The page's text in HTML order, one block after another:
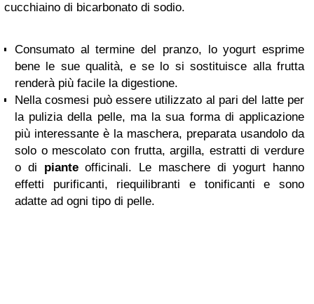
cucchiaino di bicarbonato di sodio.
Consumato al termine del pranzo, lo yogurt esprime
bene le sue qualità, e se lo si sostituisce alla frutta
renderà più facile la digestione.
Nella cosmesi può essere utilizzato al pari del latte per
la pulizia della pelle, ma la sua forma di applicazione
più interessante è la maschera, preparata usandolo da
solo o mescolato con frutta, argilla, estratti di verdure
o di pianteofficinali. Le maschere di yogurt hanno
effetti purificanti, riequilibranti e tonificanti e sono
adatte ad ogni tipo di pelle.